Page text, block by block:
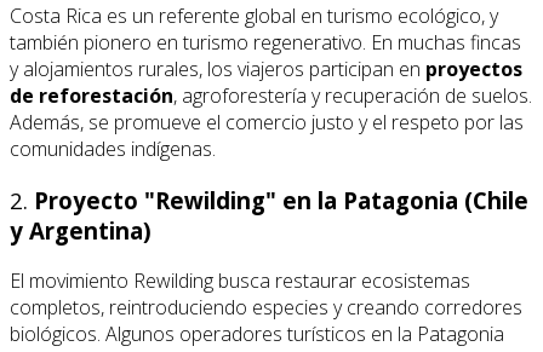
Costa Rica es un referente global en turismo ecológico, y
también pionero en turismo regenerativo. En muchas fincas
y alojamientos rurales, los viajeros participan en proyectos
de reforestación, agroforestería y recuperación de suelos.
Además, se promueve el comercio justo y el respeto por las
comunidades indígenas.
2. Proyecto "Rewilding" en la Patagonia (Chile
y Argentina)
El movimiento Rewilding busca restaurar ecosistemas
completos, reintroduciendo especies y creando corredores
biológicos. Algunos operadores turísticos en la Patagonia